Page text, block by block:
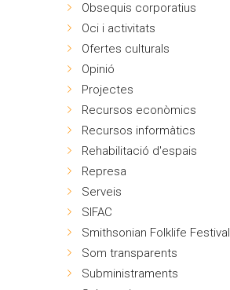
Obsequis corporatius
Oci i activitats
Ofertes culturals
Opinió
Projectes
Recursos econòmics
Recursos informàtics
Rehabilitació d'espais
Represa
Serveis
SIFAC
Smithsonian Folklife Festival
Som transparents
Subministraments